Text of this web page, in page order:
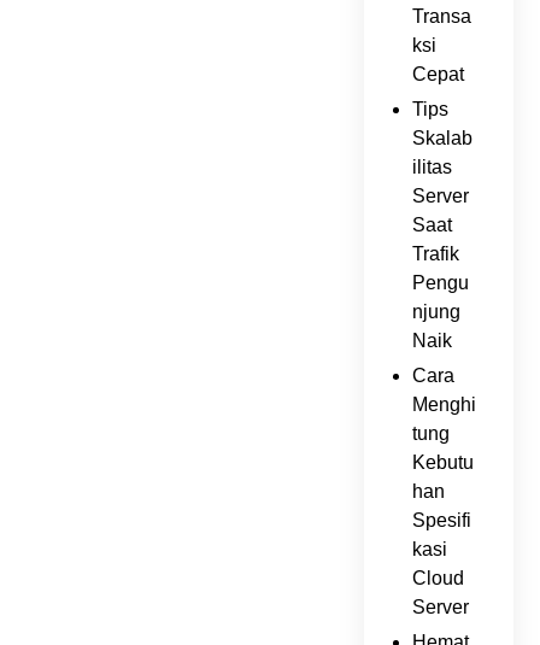
Transa
ksi
Cepat
Tips
Skalab
ilitas
Server
Saat
Trafik
Pengu
njung
Naik
Cara
Menghi
tung
Kebutu
han
Spesifi
kasi
Cloud
Server